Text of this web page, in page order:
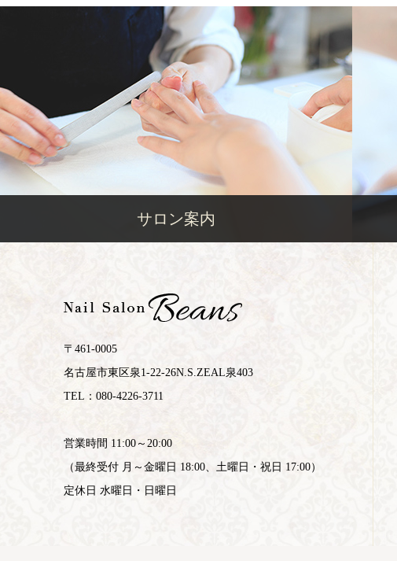
サロン案内
〒461-0005
名古屋市東区泉1-22-26N.S.ZEAL泉403
TEL：080-4226-3711
営業時間 11:00～20:00
（最終受付 月～金曜日 18:00、土曜日・祝日 17:00）
定休日 水曜日・日曜日